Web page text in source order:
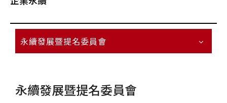
永續發展暨提名委員會
永續發展暨提名委員會